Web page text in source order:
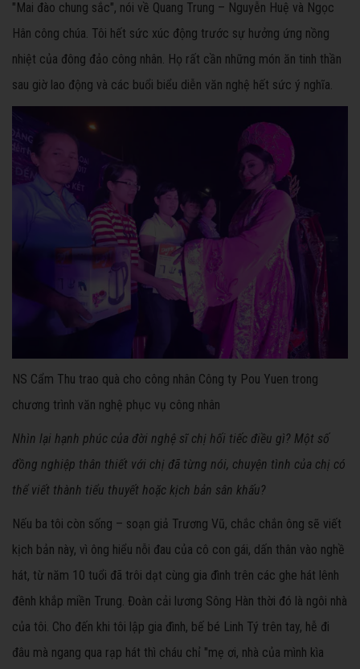
"Mai đào chung sắc", nói về Quang Trung – Nguyễn Huệ và Ngọc
Hân công chúa. Tôi hết sức xúc động trước sự hưởng ứng nồng
nhiệt của đông đảo công nhân. Họ rất cần những món ăn tinh thần
sau giờ lao động và các buổi biểu diễn văn nghệ hết sức ý nghĩa.
NS Cẩm Thu trao quà cho công nhân Công ty Pou Yuen trong
chương trình văn nghệ phục vụ công nhân
Nhìn lại hạnh phúc của đời nghệ sĩ chị hối tiếc điều gì? Một số
đồng nghiệp thân thiết với chị đã từng nói, chuyện tình của chị có
thể viết thành tiểu thuyết hoặc kịch bản sân khấu?
Nếu ba tôi còn sống – soạn giả Trương Vũ, chắc chắn ông sẽ viết
kịch bản này, vì ông hiểu nỗi đau của cô con gái, dấn thân vào nghề
hát, từ năm 10 tuổi đã trôi dạt cùng gia đình trên các ghe hát lênh
đênh khắp miền Trung. Đoàn cải lương Sông Hàn thời đó là ngôi nhà
của tôi. Cho đến khi tôi lập gia đình, bế bé Linh Tý trên tay, hễ đi
đâu mà ngang qua rạp hát thì cháu chỉ "mẹ ơi, nhà của mình kìa